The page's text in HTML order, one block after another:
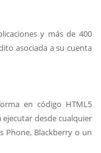
y más de 400
asociada a su cuenta
en código HTML5
desde cualquier
Phone, Blackberry o un